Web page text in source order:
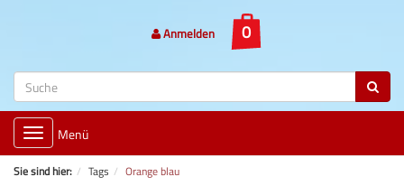
Anmelden
Toggle
navigation
Menü
Sie sind hier: Tags Orange blau